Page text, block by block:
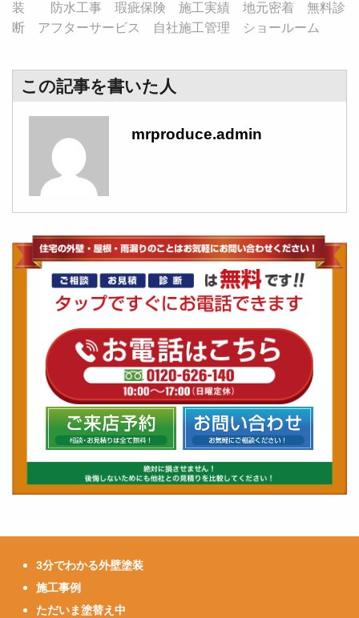
装 防水工事 瑕疵保険 施工実績 地元密着 無料診
断 アフターサービス 自社施工管理 ショールーム
この記事を書いた人
mrproduce.admin
3分でわかる外壁塗装
施工事例
ただいま塗替え中